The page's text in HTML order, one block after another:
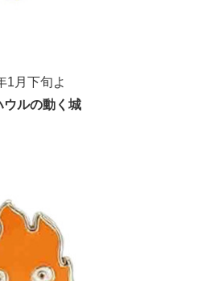
1月下旬よ
ウルの動く城